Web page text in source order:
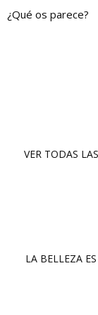
¿Qué os parece?
VER TODAS
LA BELLEZA